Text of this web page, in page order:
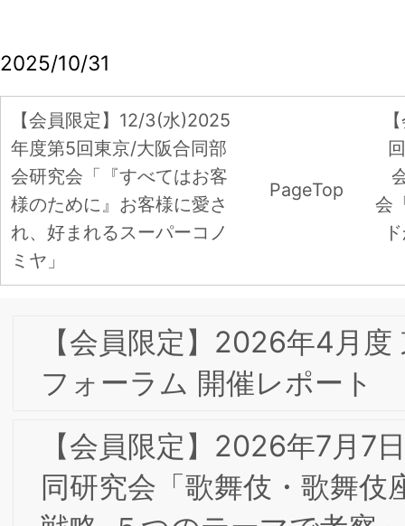
ディング分析の可能性」/日本ライセン
ス協会共同開催 レポート
【会員限定】2026年3月17日(火)第8回
京/大阪合同研究会「コーポレートブラ
ド構築に向けたデジタル・Web広告」
【重要】当研究所代表者・関係者を装っ
たLINE誘導迷惑メールについて
京/大阪合同研究会「テキストマイニン
グ手法によるブランディング分析の可能
性」/日本ライセンス協会共同開催
2026年 新年のご挨拶
【会員限定】2025年4月 東京第25回フ
ォーラム開催レポート